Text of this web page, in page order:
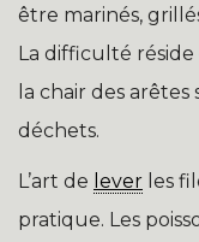
être marinés,
La difficulté
la chair des arêtes
déchets.
L’art de lever les
pratique. Les